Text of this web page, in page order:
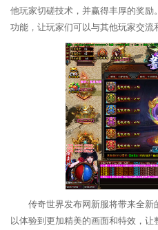
他玩家切磋技术，并赢得丰厚的奖
功能，让玩家们可以与其他玩家交流
传奇世界发布网新服将带来全
以体验到更加精美的画面和特效，